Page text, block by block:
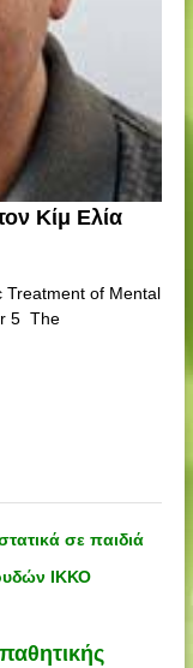
Κίμ Ελία
of Mental
5 The
σε παιδιά
ΙΚΚΟ